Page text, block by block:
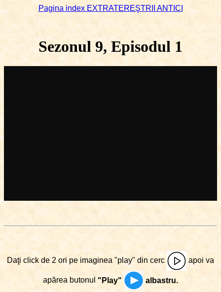
Pagina index EXTRATEREŞTRII ANTICI
Sezonul 9, Episodul 1
Daţi click de 2 ori pe imaginea "play" din cerc apoi va
apărea butonul "Play" albastru.